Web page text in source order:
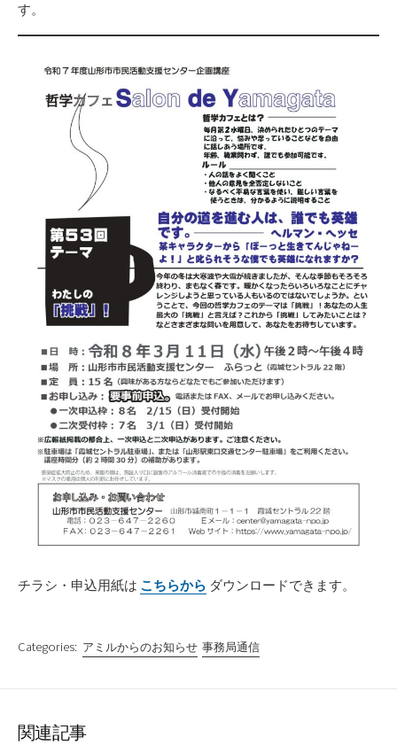
す。
チラシ・申込用紙は こちらから ダウンロードできます。
Categories: アミルからのお知らせ 事務局通信
関連記事